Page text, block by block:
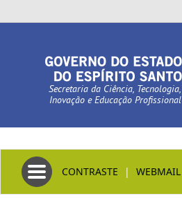
Secretaria da Ciência, Tecnologia,
Inovação e Educação Profissional
Toggle navigation
CONTRASTE | WEBMAIL